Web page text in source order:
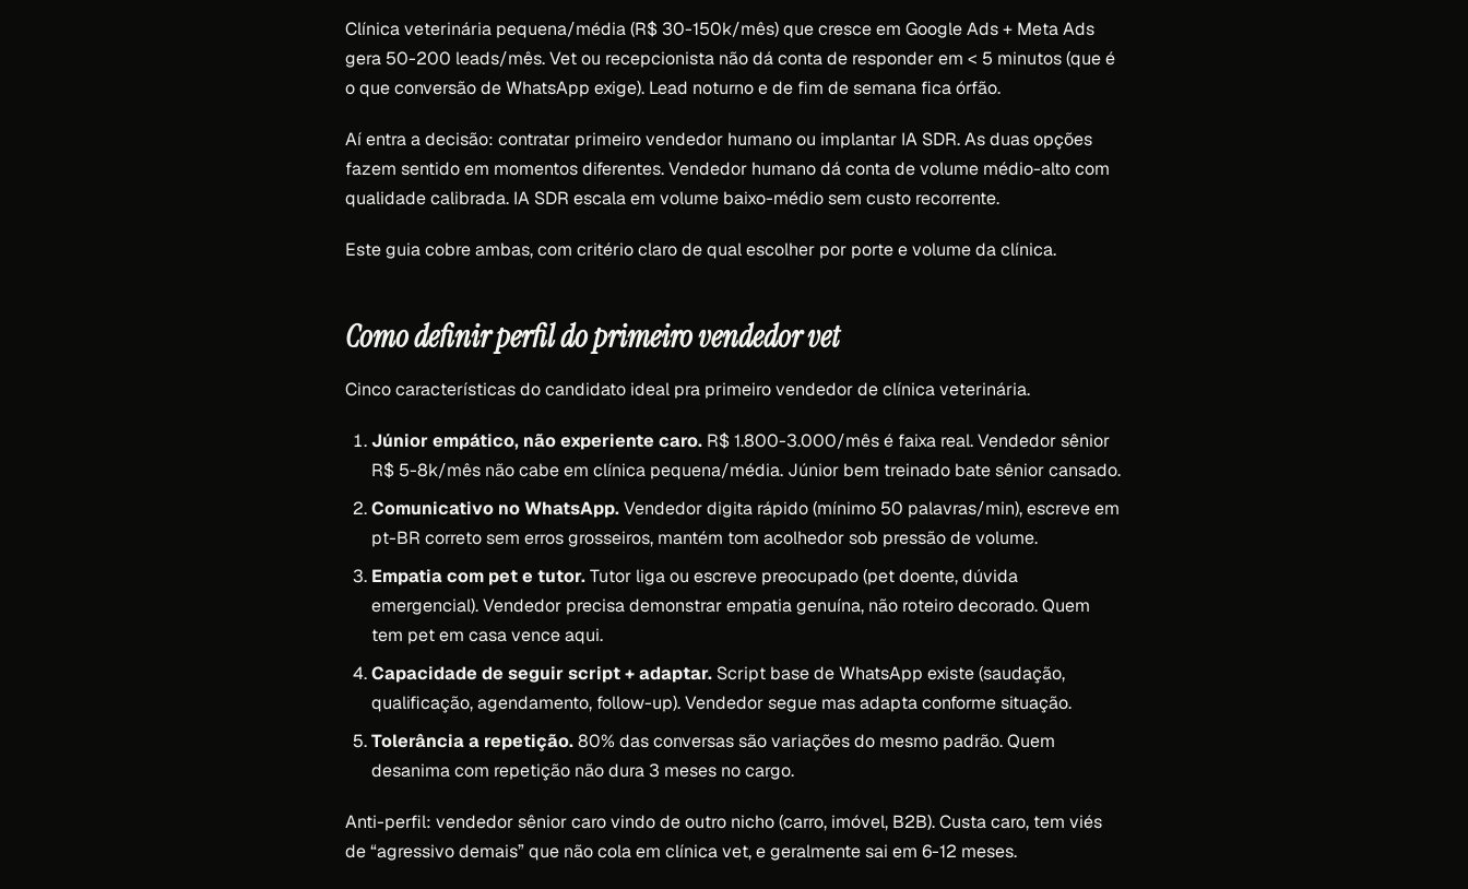
Clínica veterinária pequena/média (R$ 30-150k/mês) que cresce em Google Ads + Meta Ads
gera 50-200 leads/mês. Vet ou recepcionista não dá conta de responder em < 5 minutos (que é
o que conversão de WhatsApp exige). Lead noturno e de fim de semana fica órfão.
Aí entra a decisão: contratar primeiro vendedor humano ou implantar IA SDR. As duas opções
fazem sentido em momentos diferentes. Vendedor humano dá conta de volume médio-alto com
qualidade calibrada. IA SDR escala em volume baixo-médio sem custo recorrente.
Este guia cobre ambas, com critério claro de qual escolher por porte e volume da clínica.
Como definir perfil do primeiro vendedor vet
Cinco características do candidato ideal pra primeiro vendedor de clínica veterinária.
Júnior empático, não experiente caro. R$ 1.800-3.000/mês é faixa real. Vendedor sênior
R$ 5-8k/mês não cabe em clínica pequena/média. Júnior bem treinado bate sênior cansado.
Comunicativo no WhatsApp.Vendedor digita rápido (mínimo 50 palavras/min), escreve em
pt-BR correto sem erros grosseiros, mantém tom acolhedor sob pressão de volume.
Empatia com pet e tutor.Tutor liga ou escreve preocupado (pet doente, dúvida
emergencial). Vendedor precisa demonstrar empatia genuína, não roteiro decorado. Quem
tem pet em casa vence aqui.
Capacidade de seguir script + adaptar. Script base de WhatsApp existe (saudação,
qualificação, agendamento, follow-up). Vendedor segue mas adapta conforme situação.
Tolerância a repetição.80% das conversas são variações do mesmo padrão. Quem
desanima com repetição não dura 3 meses no cargo.
Anti-perfil: vendedor sênior caro vindo de outro nicho (carro, imóvel, B2B). Custa caro, tem viés
de “agressivo demais” que não cola em clínica vet, e geralmente sai em 6-12 meses.